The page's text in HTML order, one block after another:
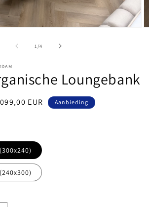
1 /van
4
Loungebank
EUR Aanbieding